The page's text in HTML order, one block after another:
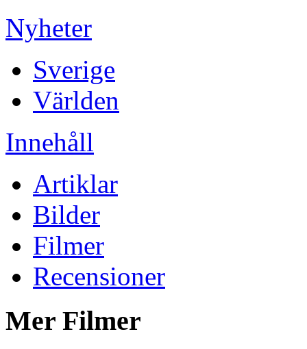
Nyheter
Sverige
Världen
Innehåll
Artiklar
Bilder
Filmer
Recensioner
Mer Filmer